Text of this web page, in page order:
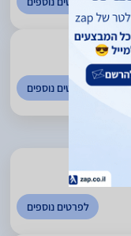
לפרטים נוספים
לפרטים נוספים